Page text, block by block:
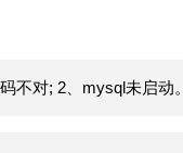
不对; 2、mysql未启动。